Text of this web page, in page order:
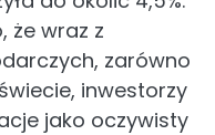
że wraz z
zarówno
inwestorzy
jako oczywisty